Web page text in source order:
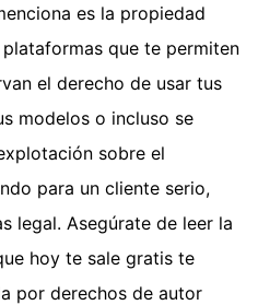
es la propiedad
que te permiten
el derecho de usar tus
modelos o incluso se
sobre el
para un cliente serio,
legal. Asegúrate de leer la
hoy te sale gratis te
por derechos de autor